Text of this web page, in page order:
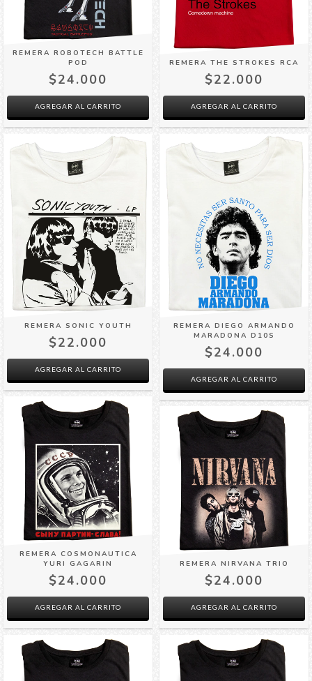
REMERA ROBOTECH BATTLE
POD
$24.000
AGREGAR AL CARRITO
REMERA THE STROKES RCA
$22.000
AGREGAR AL CARRITO
REMERA SONIC YOUTH
$22.000
AGREGAR AL CARRITO
REMERA DIEGO ARMANDO
MARADONA D10S
$24.000
AGREGAR AL CARRITO
REMERA COSMONAUTICA
YURI GAGARIN
$24.000
AGREGAR AL CARRITO
REMERA NIRVANA TRIO
$24.000
AGREGAR AL CARRITO